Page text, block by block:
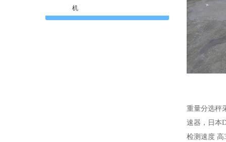
机
重量分选秤
速器，日本
检测速度 高